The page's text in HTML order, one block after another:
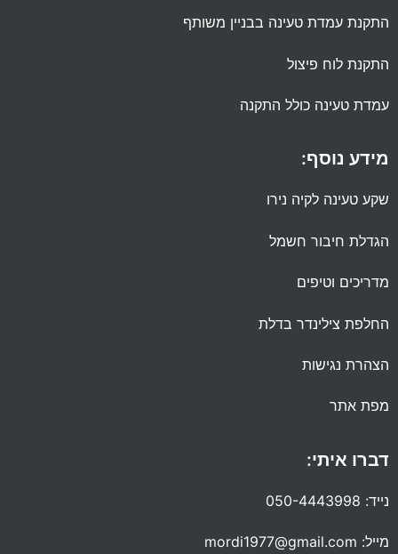
התקנת עמדת טעינה בבניין משותף
התקנת לוח פיצול
עמדת טעינה כולל התקנה
מידע נוסף:
שקע טעינה לקיה נירו
הגדלת חיבור חשמל
מדריכים וטיפים
החלפת צילינדר בדלת
הצהרת נגישות
מפת אתר
דברו איתי:
נייד: 050-4443998
מייל: mordi1977@gmail.com